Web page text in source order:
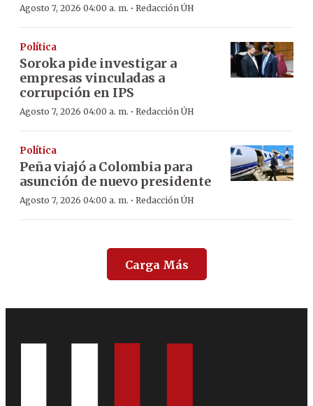
Agosto 7, 2026 04:00 a. m. · Redacción ÚH
Política
Soroka pide investigar a
empresas vinculadas a
corrupción en IPS
Agosto 7, 2026 04:00 a. m. · Redacción ÚH
Política
Peña viajó a Colombia para
asunción de nuevo presidente
Agosto 7, 2026 04:00 a. m. · Redacción ÚH
Carga Más